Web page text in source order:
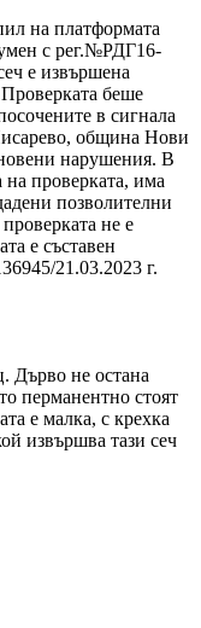
на платформата
с рег.№РДГ16-
е извършена
беше
в сигнала
община Нови
нарушения. В
проверката, има
позволителни
не е
е съставен
21.03.2023 г.
Дърво не остана
перманентно стоят
е малка, с крехка
извършва тази сеч